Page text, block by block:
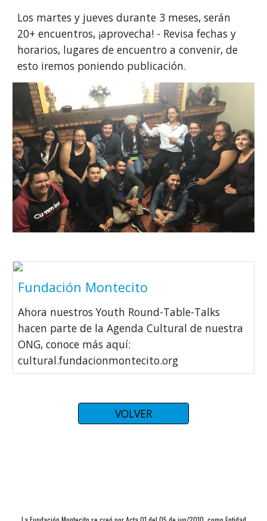
Los martes y jueves durante 3 meses, serán
20+ encuentros, ¡aprovecha! - Revisa fechas y
horarios, lugares de encuentro a convenir, de
esto iremos poniendo publicación.
Fundación Montecito
Ahora nuestros Youth Round-Table-Talks
hacen parte de la Agenda Cultural de nuestra
ONG, conoce más aquí:
cultural.fundacionmontecito.org
VOLVER